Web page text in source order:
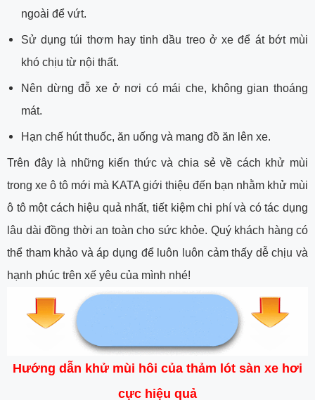
ngoài để vứt.
Sử dụng túi thơm hay tinh dầu treo ở xe để át bớt mùi
khó chịu từ nội thất.
Nên dừng đỗ xe ở nơi có mái che, không gian thoáng
mát.
Hạn chế hút thuốc, ăn uống và mang đồ ăn lên xe.
Trên đây là những kiến thức và chia sẻ về cách khử mùi
trong xe ô tô mới mà KATA giới thiệu đến bạn nhằm khử mùi
ô tô một cách hiệu quả nhất, tiết kiệm chi phí và có tác dụng
lâu dài đồng thời an toàn cho sức khỏe. Quý khách hàng có
thể tham khảo và áp dụng để luôn luôn cảm thấy dễ chịu và
hạnh phúc trên xế yêu của mình nhé!
Hướng dẫn khử mùi hôi của thảm lót sàn xe hơi
cực hiệu quả